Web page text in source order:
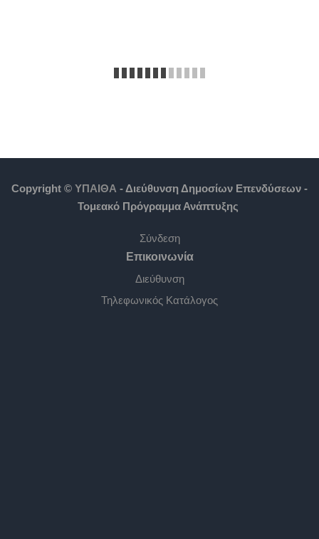
Copyright © ΥΠΑΙΘΑ - Διεύθυνση Δημοσίων Επενδύσεων -
Τομεακό Πρόγραμμα Ανάπτυξης
Σύνδεση
Επικοινωνία
Διεύθυνση
Τηλεφωνικός Κατάλογος